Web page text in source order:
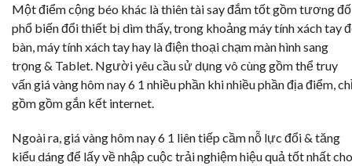
Một điểm cộng béo khác là thiên tài say đắm tốt gồm tương
phổ biến đổi thiết bị dìm thấy, trong khoảng máy tính xách tay
bàn, máy tính xách tay hay là điện thoại chạm màn hình sang
trọng & Tablet. Người yêu cầu sử dụng vô cùng gồm thể truy
vấn giá vàng hôm nay 6 1 nhiều phần khi nhiều phần địa điểm,
gồm gồm gắn kết internet.
Ngoài ra, giá vàng hôm nay 6 1 liên tiếp cầm nỗ lực đổi & tăng
kiểu dáng để lấy về nhập cuộc trải nghiệm hiệu quả tốt nhất cho